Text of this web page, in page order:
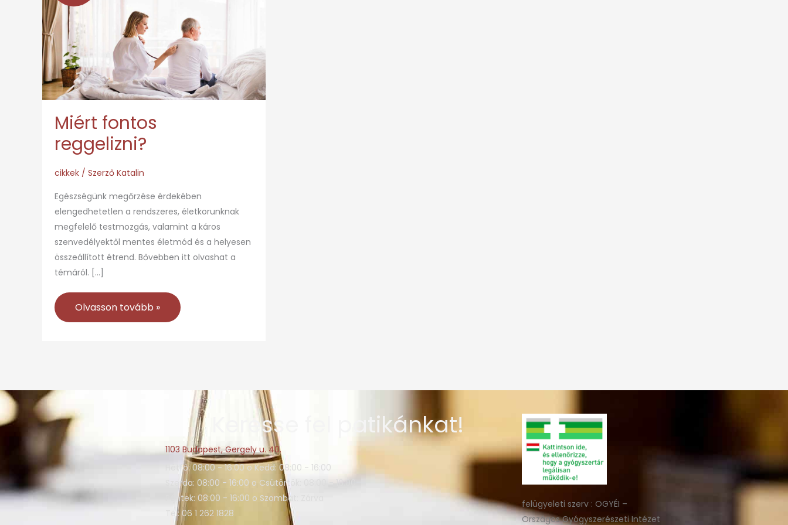
Miért fontos
reggelizni?
cikkek / Szerző Katalin
Egészségünk megőrzése érdekében
elengedhetetlen a rendszeres, életkorunknak
megfelelő testmozgás, valamint a káros
szenvedélyektől mentes életmód és a helyesen
összeállított étrend. Bővebben itt olvashat a
témáról. […]
reggelizni?
Olvasson tovább »
Keresse fel patikánkat!
1103 Budapest, Gergely u. 40.
Hétfő: 08:00 - 16:00 o Kedd: 08:00 - 16:00
Szerda: 08:00 - 16:00 o Csütörtök: 08:00 - 16:00
Péntek: 08:00 - 16:00 o Szombat: Zárva
Tel: 06 1 262 1828
felügyeleti szerv : OGYÉI –
Országos Gyógyszerészeti Intézet